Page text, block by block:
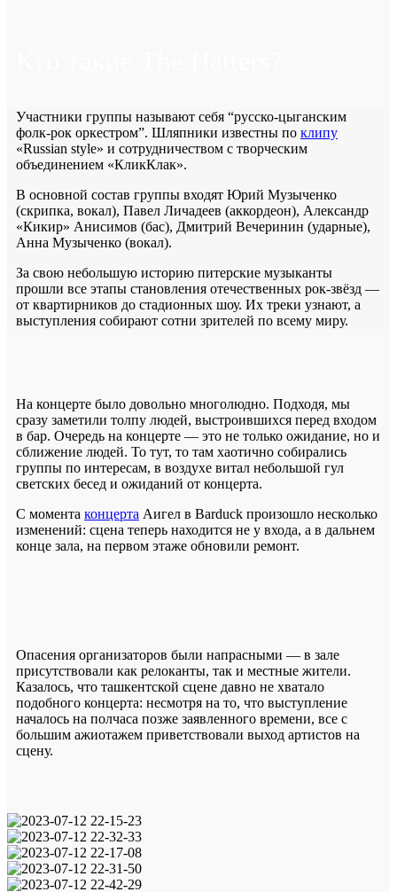
Участники группы называют себя “русско-цыганским
фолк-рок оркестром”. Шляпники известны по клипу
«Russian style» и сотрудничеством с творческим
объединением «КликКлак».
В основной состав группы входят Юрий Музыченко
(скрипка, вокал), Павел Личадеев (аккордеон), Александр
«Кикир» Анисимов (бас), Дмитрий Вечеринин (ударные),
Анна Музыченко (вокал).
За свою небольшую историю питерские музыканты
прошли все этапы становления отечественных рок-звёзд —
от квартирников до стадионных шоу. Их треки узнают, а
выступления собирают сотни зрителей по всему миру.
На концерте было довольно многолюдно. Подходя, мы
сразу заметили толпу людей, выстроившихся перед входом
в бар. Очередь на концерте — это не только ожидание, но и
сближение людей. То тут, то там хаотично собирались
группы по интересам, в воздухе витал небольшой гул
светских бесед и ожиданий от концерта.
С момента концерта Аигел в Barduck произошло несколько
изменений: сцена теперь находится не у входа, а в дальнем
конце зала, на первом этаже обновили ремонт.
Опасения организаторов были напрасными — в зале
присутствовали как релоканты, так и местные жители.
Казалось, что ташкентской сцене давно не хватало
подобного концерта: несмотря на то, что выступление
началось на полчаса позже заявленного времени, все с
большим ажиотажем приветствовали выход артистов на
сцену.